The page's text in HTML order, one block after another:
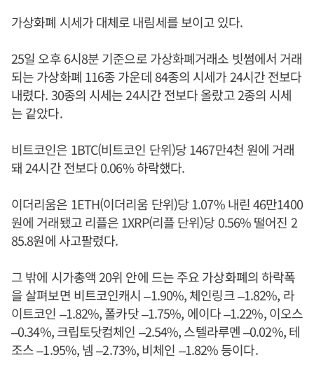
가상화폐 시세가 대체로 내림세를 보이고 있다.
25일 오후 6시8분 기준으로 가상화폐거래소 빗썸에서 거래
되는 가상화폐 116종 가운데 84종의 시세가 24시간 전보다
내렸다. 30종의 시세는 24시간 전보다 올랐고 2종의 시세
는 같았다.
비트코인은 1BTC(비트코인 단위)당 1467만4천 원에 거래
돼 24시간 전보다 0.06% 하락했다.
이더리움은 1ETH(이더리움 단위)당 1.07% 내린 46만1400
원에 거래됐고 리플은 1XRP(리플 단위)당 0.56% 떨어진 2
85.8원에 사고팔렸다.
그 밖에 시가총액 20위 안에 드는 주요 가상화폐의 하락폭
을 살펴보면 비트코인캐시 –1.90%, 체인링크 –1.82%, 라
이트코인 –1.82%, 폴카닷 –1.75%, 에이다 –1.22%, 이오스
–0.34%, 크립토닷컴체인 –2.54%, 스텔라루멘 –0.02%, 테
조스 –1.95%, 넴 –2.73%, 비체인 –1.82% 등이다.